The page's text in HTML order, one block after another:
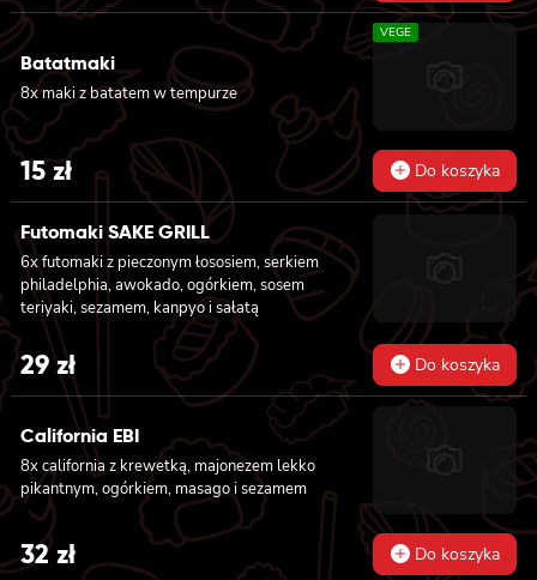
Batatmaki
8x maki z batatem w tempurze
VEGE
15zł Do koszyka
Futomaki SAKE GRILL
6x futomaki z pieczonym łososiem, serkiem
philadelphia, awokado, ogórkiem, sosem
teriyaki, sezamem, kanpyo i sałatą
29zł Do koszyka
California EBI
8x california z krewetką, majonezem lekko
pikantnym, ogórkiem, masago i sezamem
32zł Do koszyka